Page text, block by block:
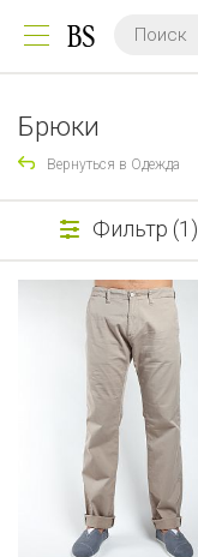
Брюки
Вернуться в Одежда
Фильтр (1)